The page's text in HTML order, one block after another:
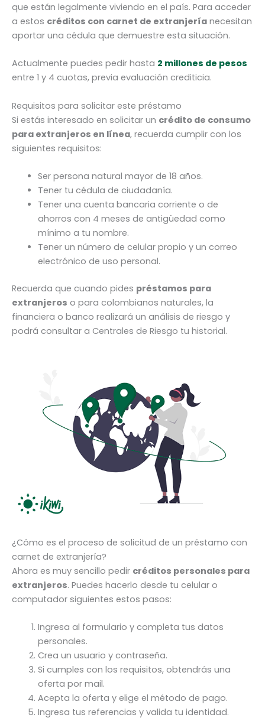
que están legalmente viviendo en el país. Para acceder
a estos créditos con carnet de extranjería necesitan
aportar una cédula que demuestre esta situación.
Actualmente puedes pedir hasta 2 millones de pesos
entre 1 y 4 cuotas, previa evaluación crediticia.
Requisitos para solicitar este préstamo
Si estás interesado en solicitar un crédito de consumo
para extranjeros en línea, recuerda cumplir con los
siguientes requisitos:
Ser persona natural mayor de 18 años.
Tener tu cédula de ciudadanía.
Tener una cuenta bancaria corriente o de
ahorros con 4 meses de antigüedad como
mínimo a tu nombre.
Tener un número de celular propio y un correo
electrónico de uso personal.
Recuerda que cuando pides préstamos para
extranjeros o para colombianos naturales, la
financiera o banco realizará un análisis de riesgo y
podrá consultar a Centrales de Riesgo tu historial.
¿Cómo es el proceso de solicitud de un préstamo con
carnet de extranjería?
Ahora es muy sencillo pedir créditos personales para
extranjeros. Puedes hacerlo desde tu celular o
computador siguientes estos pasos:
Ingresa al formulario y completa tus datos
personales.
Crea un usuario y contraseña.
Si cumples con los requisitos, obtendrás una
oferta por mail.
Acepta la oferta y elige el método de pago.
Ingresa tus referencias y valida tu identidad.